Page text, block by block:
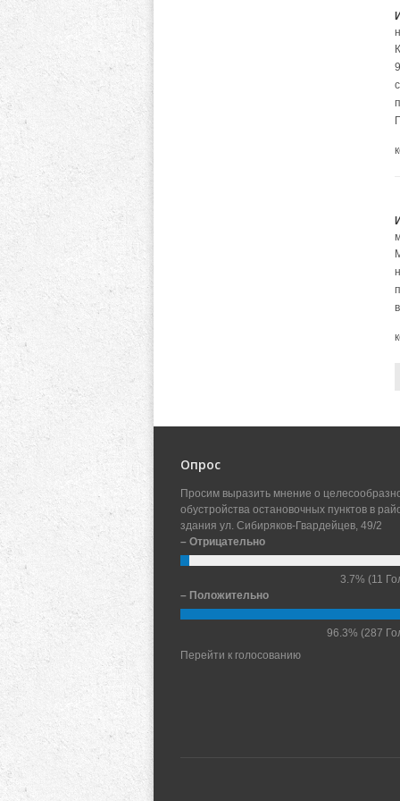
Опрос
Просим выразить мнение о
обустройства остановочных пунктов в
здания ул. Сибиряков-Гвардейцев, 49/2
– Отрицательно
3.7% (11
– Положительно
96.3% (287
Перейти к голосованию